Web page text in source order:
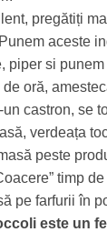
lent, pregătiți
aceste
piper si
oră,
castron, se
verdeața
peste
timp
pe farfurii în
este un